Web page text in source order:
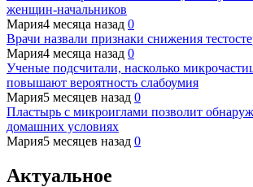
женщин-начальников
Мария4 месяца назад 0
Врачи назвали признаки снижения
Мария4 месяца назад 0
Ученые подсчитали, насколько
повышают вероятность слабоумия
Мария5 месяцев назад 0
Пластырь с микроиглами позволит
домашних условиях
Мария5 месяцев назад 0
Актуальное